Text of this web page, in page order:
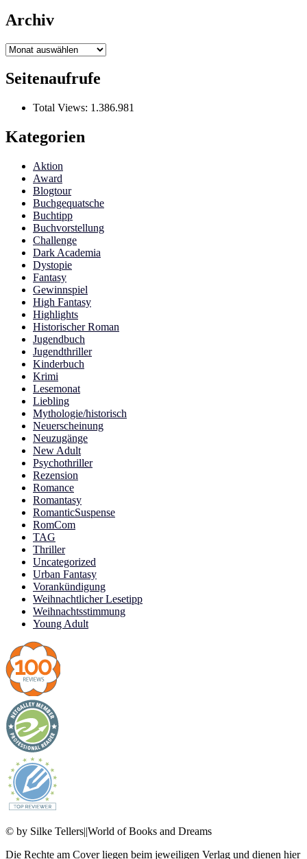
Archiv
Archiv
Seitenaufrufe
Total Views: 1.386.981
Kategorien
Aktion
Award
Blogtour
Buchgequatsche
Buchtipp
Buchvorstellung
Challenge
Dark Academia
Dystopie
Fantasy
Gewinnspiel
High Fantasy
Highlights
Historischer Roman
Jugendbuch
Jugendthriller
Kinderbuch
Krimi
Lesemonat
Liebling
Mythologie/historisch
Neuerscheinung
Neuzugänge
New Adult
Psychothriller
Rezension
Romance
Romantasy
RomanticSuspense
RomCom
TAG
Thriller
Uncategorized
Urban Fantasy
Vorankündigung
Weihnachtlicher Lesetipp
Weihnachtsstimmung
Young Adult
© by Silke Tellers||World of Books and Dreams
Die Rechte am Cover liegen beim jeweiligen Verlag und dienen hier